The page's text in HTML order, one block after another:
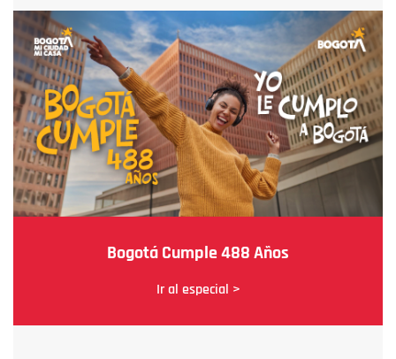
Bogotá Cumple 488 Años
Ir al especial >